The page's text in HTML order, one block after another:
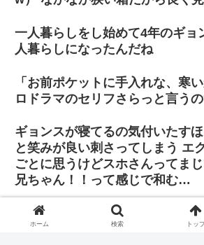
一人暮らしをし始めて4年のギョ
人暮らしになったんだね
「お前ポケットに手入れな、寒
ロドラマのセリフさらっと言うの
ギョンスが寝てるの気付いたす
と笑みが良い刺さってしまう エ
ごとに思うけどスホさんってま
兄ちゃん！！って感じで和む…
「その判断に振り回されたくは
自分の立ち位置で全力を尽くし
ホーム 検索 トッ